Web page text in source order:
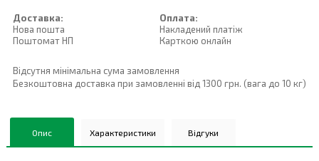
Доставка:
Нова пошта
Поштомат НП
Оплата:
Накладений платiж
Карткою онлайн
Відсутня мінімальна сума замовлення
Безкоштовна доставка при замовленні від 1300 грн. (вага до 10 кг)
Опис Характеристики Відгуки